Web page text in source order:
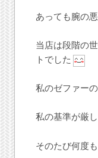
あっても腕の
当店は段階の
トでした
私のゼファー
私の基準が厳
そのたび何度